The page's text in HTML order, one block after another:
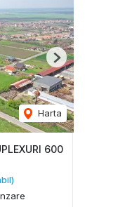
Harta
Next
600